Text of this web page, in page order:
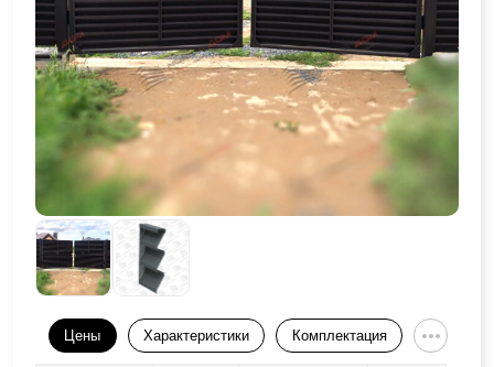
Цены Характеристики Комплектация